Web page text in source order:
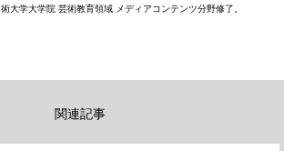
術大学大学院 芸術教育領域 メディアコンテンツ分野修了。
関連記事